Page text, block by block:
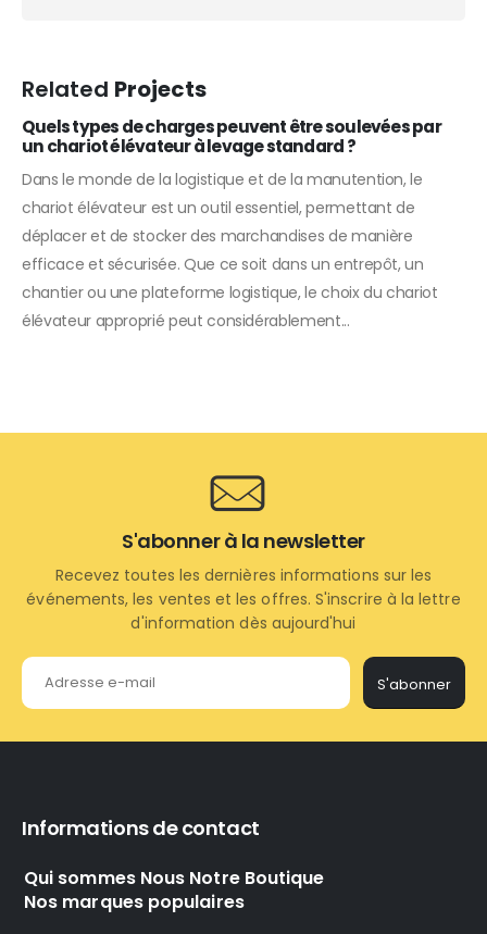
Related Projects
Quels types de charges peuvent être soulevées par
un chariot élévateur à levage standard ?
Dans le monde de la logistique et de la manutention, le
chariot élévateur est un outil essentiel, permettant de
déplacer et de stocker des marchandises de manière
efficace et sécurisée. Que ce soit dans un entrepôt, un
chantier ou une plateforme logistique, le choix du chariot
élévateur approprié peut considérablement...
S'abonner à la newsletter
Recevez toutes les dernières informations sur les
événements, les ventes et les offres. S'inscrire à la lettre
d'information dès aujourd'hui
S'abonner
Informations de contact
Qui sommes Nous Notre Boutique
Nos marques populaires